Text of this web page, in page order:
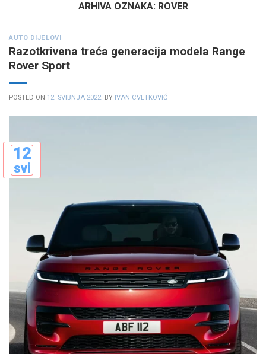
ARHIVA OZNAKA: ROVER
AUTO DIJELOVI
Razotkrivena treća generacija modela Range
Rover Sport
POSTED ON 12. SVIBNJA 2022. BY IVAN CVETKOVIĆ
12
svi